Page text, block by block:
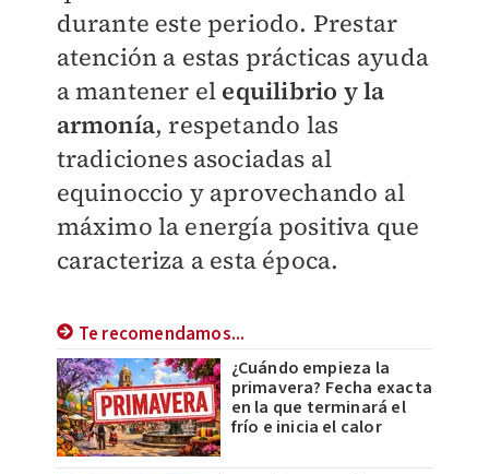
durante este periodo. Prestar
atención a estas prácticas ayuda
a mantener el equilibrio y la
armonía, respetando las
tradiciones asociadas al
equinoccio y aprovechando al
máximo la energía positiva que
caracteriza a esta época.
Te recomendamos...
¿Cuándo empieza la
primavera? Fecha exacta
en la que terminará el
frío e inicia el calor